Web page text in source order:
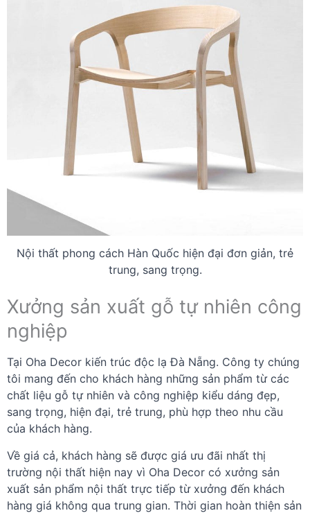
Nội thất phong cách Hàn Quốc hiện đại đơn giản, trẻ
trung, sang trọng.
Xưởng sản xuất gỗ tự nhiên công
nghiệp
Tại Oha Decor kiến trúc độc lạ Đà Nẵng. Công ty chúng
tôi mang đến cho khách hàng những sản phẩm từ các
chất liệu gỗ tự nhiên và công nghiệp kiểu dáng đẹp,
sang trọng, hiện đại, trẻ trung, phù hợp theo nhu cầu
của khách hàng.
Về giá cả, khách hàng sẽ được giá ưu đãi nhất thị
trường nội thất hiện nay vì Oha Decor có xưởng sản
xuất sản phẩm nội thất trực tiếp từ xưởng đến khách
hàng giá không qua trung gian. Thời gian hoàn thiện sản